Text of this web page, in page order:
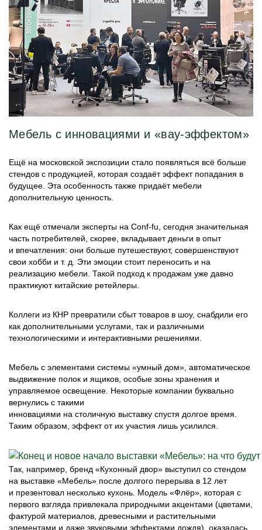
Мебель с инновациями и «вау-эффектом»
Ещё на московской экспозиции стало появляться всё больше
стендов с продукцией, которая создаёт эффект попадания в
будущее. Эта особенность также придаёт мебели
дополнительную ценность.
Как ещё отмечали эксперты на Conf-fu, сегодня значительная
часть потребителей, скорее, вкладывает деньги в опыт
и впечатления: они больше путешествуют, совершенствуют
свои хобби и т. д. Эти эмоции стоит переносить и на
реализацию мебели. Такой подход к продажам уже давно
практикуют китайские ретейлеры.
Коллеги из КНР превратили сбыт товаров в шоу, снабдили его
как дополнительными услугами, так и различными
технологическими и интерактивными решениями.
Мебель с элементами системы «умный дом», автоматическое
выдвижение полок и ящиков, особые зоны хранения и
управляемое освещение. Некоторые компании буквально
вернулись с такими
инновациями на столичную выставку спустя долгое время.
Таким образом, эффект от их участия лишь усилился.
Так, например, бренд «Кухонный двор» выступил со стендом
на выставке «Мебель» после долгого перерыва в 12 лет
и презентовал несколько кухонь. Модель «Флёр», которая с
первого взгляда привлекала природными акцентами (цветами,
фактурой материалов, древесными и растительными
элементами и даже звуковыми эффектами дождя), оказалась